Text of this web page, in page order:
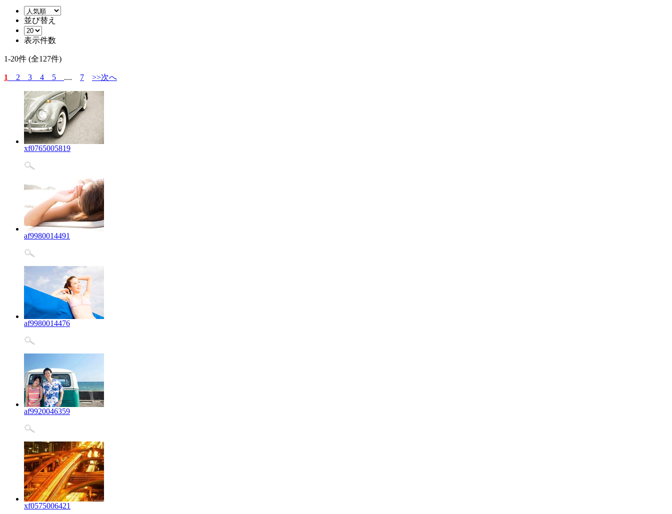
並び替え
表示件数
1-20件 (全127件)
1 2 3 4 5 .... 7 >>次へ
xf0765005819
af9980014491
af9980014476
af9920046359
xf0575006421